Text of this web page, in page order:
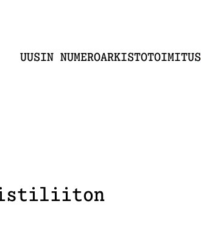
UUSIN NUMEROARKISTOTOIMITUS